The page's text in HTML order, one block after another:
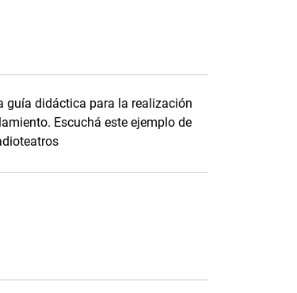
guía didáctica para la realización
Escuchá este ejemplo de